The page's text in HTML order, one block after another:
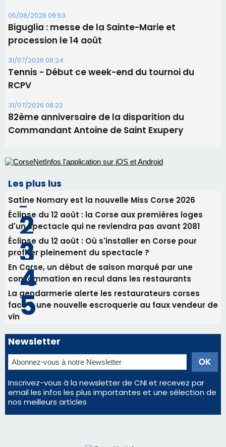
31/07/2026 08:22
82ème anniversaire de la disparition du
Commandant Antoine de Saint Exupery
Les plus lus
Satine Nomary est la nouvelle Miss Corse 2026
Éclipse du 12 août : la Corse aux premières loges
d'un spectacle qui ne reviendra pas avant 2081
profiter pleinement du spectacle ?
consommation en recul dans les restaurants
La gendarmerie alerte les restaurateurs corses
face à une nouvelle escroquerie au faux vendeur de
vin
Newsletter
Inscrivez-vous à la newsletter de CNI et recevez par
email les infos les plus importantes et une sélection de
nos meilleurs articles
Régie publicitaire
Mentions légales
Nous contacter